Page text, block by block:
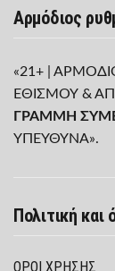
Αρμόδιος
«21+ |
ΕΘΙΣΜΟΥ &
ΓΡΑΜΜΗ
ΥΠΕΥΘΥΝΑ».
Πολιτική και
ΌΡΟΙ ΧΡΉΣΗΣ